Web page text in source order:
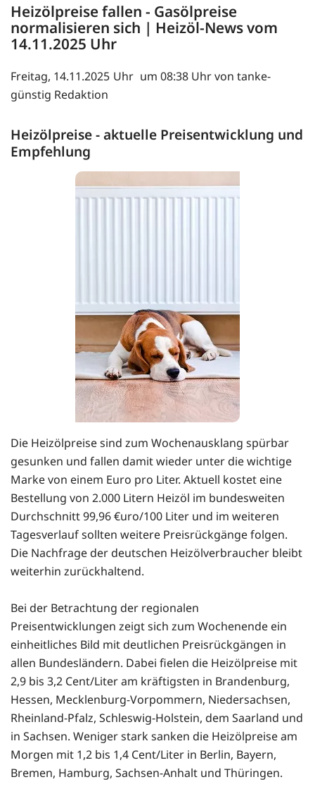
Heizölpreise fallen - Gasölpreise
normalisieren sich | Heizöl-News vom
14.11.2025
Freitag, 14.11.2025
um 08:38 Uhr von tanke-
günstig Redaktion
Heizölpreise - aktuelle Preisentwicklung und
Empfehlung
Die Heizölpreise sind zum Wochenausklang spürbar
gesunken und fallen damit wieder unter die wichtige
Marke von einem Euro pro Liter. Aktuell kostet eine
Bestellung von 2.000 Litern Heizöl im bundesweiten
Durchschnitt 99,96 €uro/100 Liter und im weiteren
Tagesverlauf sollten weitere Preisrückgänge folgen.
Die Nachfrage der deutschen Heizölverbraucher bleibt
weiterhin zurückhaltend.
Bei der Betrachtung der regionalen
Preisentwicklungen zeigt sich zum Wochenende ein
einheitliches Bild mit deutlichen Preisrückgängen in
allen Bundesländern. Dabei fielen die Heizölpreise mit
2,9 bis 3,2 Cent/Liter am kräftigsten in Brandenburg,
Hessen, Mecklenburg-Vorpommern, Niedersachsen,
Rheinland-Pfalz, Schleswig-Holstein, dem Saarland und
in Sachsen. Weniger stark sanken die Heizölpreise am
Morgen mit 1,2 bis 1,4 Cent/Liter in Berlin, Bayern,
Bremen, Hamburg, Sachsen-Anhalt und Thüringen.